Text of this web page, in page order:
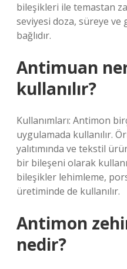
bileşikleri ile temastan
seviyesi doza, süreye
bağlıdır.
Antimuan
kullanılır?
Kullanımları: Antimon
uygulamada kullanılır.
yalıtımında ve tekstil
bir bileşeni olarak
bileşikler lehimleme,
üretiminde de kullanılır.
Antimon
nedir?